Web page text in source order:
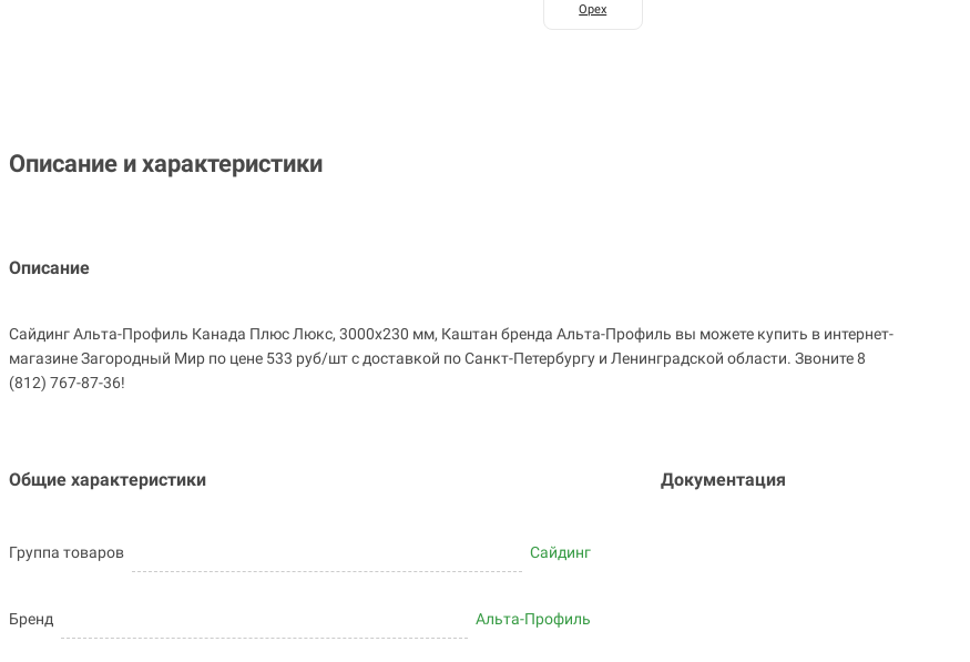
Орех
Описание и характеристики
Описание
Сайдинг Альта-Профиль Канада Плюс Люкс, 3000х230 мм, Каштан бренда Альта-Профиль вы можете купить в интернет-
магазине Загородный Мир по цене 533 руб/шт с доставкой по Санкт-Петербургу и Ленинградской области. Звоните 8
(812) 767-87-36!
Общие характеристики
Группа товаров Сайдинг
Бренд Альта-Профиль
Документация